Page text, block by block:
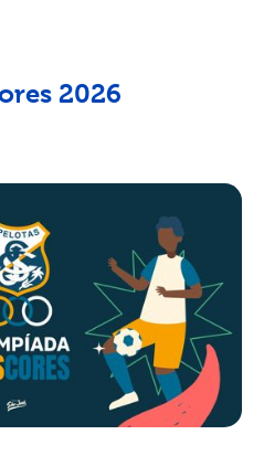
2026